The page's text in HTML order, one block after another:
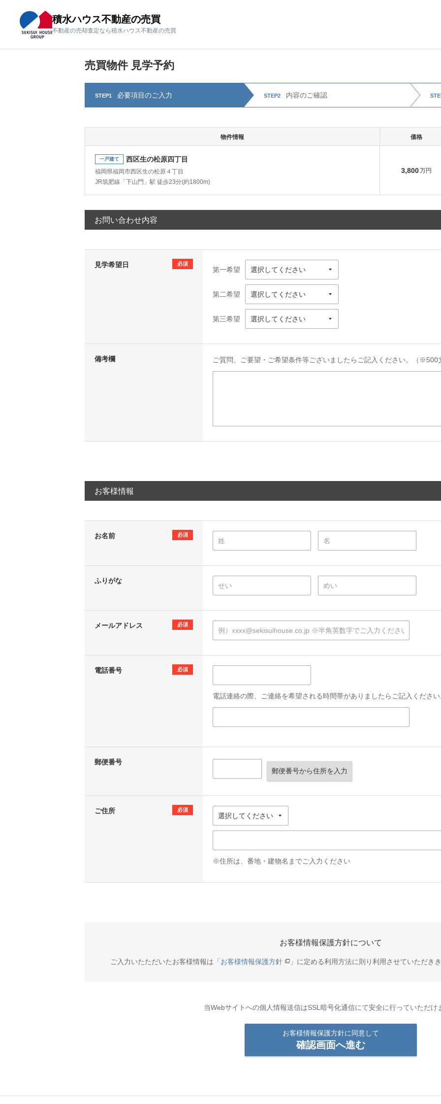
積水ハウス不動産の売買
不動産の売却査定なら積水ハウス不動産の売買
売買物件 見学予約
STEP1 必要項目のご入力 STEP2 内容のご確認
物件情報 価格
一戸建て 西区生の松原四丁目
福岡県福岡市西区生の松原４丁目
JR筑肥線「下山門」駅 徒歩23分(約1800m)
3,800万円
お問い合わせ内容
見学希望日 必須
第一希望
第二希望
第三希望
備考欄 ご質問、ご要望・ご希望条件等ございましたらご記入ください。（※500
お客様情報
お名前 必須
ふりがな
メールアドレス 必須
電話番号 必須
電話連絡の際、ご連絡を希望される時間帯がありましたらご記入くださ
郵便番号
郵便番号から住所を入力
ご住所 必須
※住所は、番地・建物名までご入力ください
お客様情報保護方針について
ご入力いたただいたお客様情報は「 お客様情報保護方針 」に定める利用方法に則り利用させていただき
当Webサイトへの個人情報送信はSSL暗号化通信にて安全に行っていただけ
お客様情報保護方針に同意して
確認画面へ進む
積水ハウス不動産の売買
不動産の売却査定なら積水ハウス不動産の売買